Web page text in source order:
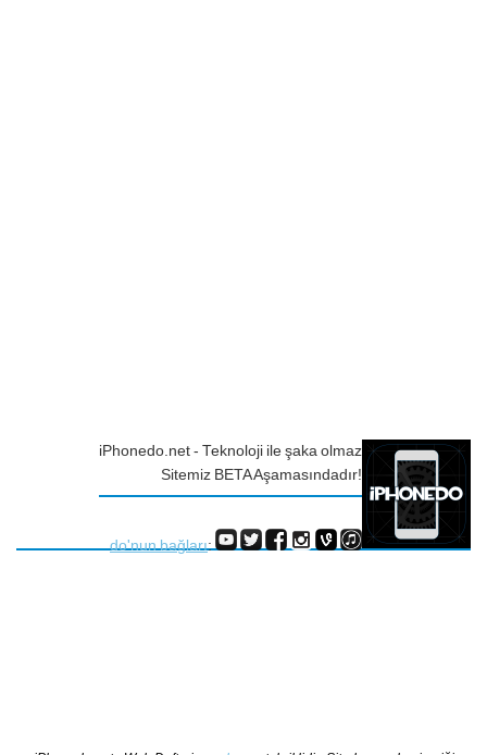
iPhonedo.net - Teknoloji ile şaka olmaz
Sitemiz BETA Aşamasındadır!
do'nun bağları: